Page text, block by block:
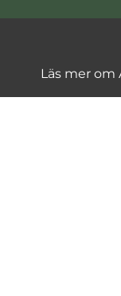
Läs mer om